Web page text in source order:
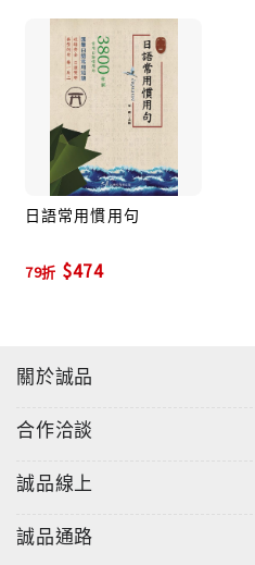
日語常用慣用句
79折 $474
關於誠品
合作洽談
誠品線上
誠品通路